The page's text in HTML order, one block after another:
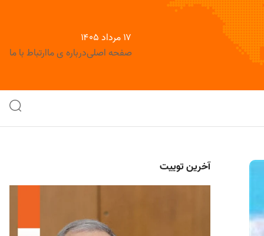
۱۷ مرداد ۱۴۰۵
صفحه اصلیدرباره ی ماارتباط با ما
آخرین توییت